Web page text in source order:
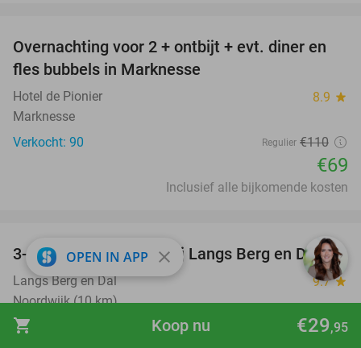
shopping_cart €29,95
Koop nu
37%
Overnachting voor 2 + ontbijt + evt. diner en
fles bubbels in Marknesse
Hotel de Pionier 8.9 star
Marknesse
Verkocht: 90
Regulier €110
€69
Inclusief alle bijkomende kosten
44%
3-gangen keuzediner bij Langs Berg en Dal
Langs Berg en Dal 9.7star
Noordwijk (10 km)
Verkocht: 511
€42,60
OPEN IN APP close